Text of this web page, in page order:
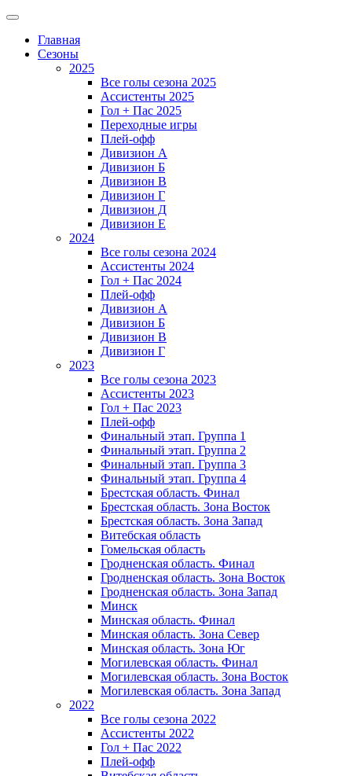
Главная
Сезоны
2025
Все голы сезона 2025
Ассистенты 2025
Гол + Пас 2025
Переходные игры
Плей-офф
Дивизион A
Дивизион Б
Дивизион В
Дивизион Г
Дивизион Д
Дивизион Е
2024
Все голы сезона 2024
Ассистенты 2024
Гол + Пас 2024
Плей-офф
Дивизион A
Дивизион Б
Дивизион В
Дивизион Г
2023
Все голы сезона 2023
Ассистенты 2023
Гол + Пас 2023
Плей-офф
Финальный этап. Группа 1
Финальный этап. Группа 2
Финальный этап. Группа 3
Финальный этап. Группа 4
Брестская область. Финал
Брестская область. Зона Восток
Брестская область. Зона Запад
Витебская область
Гомельская область
Гродненская область. Финал
Гродненская область. Зона Восток
Гродненская область. Зона Запад
Минск
Минская область. Финал
Минская область. Зона Север
Минская область. Зона Юг
Могилевская область. Финал
Могилевская область. Зона Восток
Могилевская область. Зона Запад
2022
Все голы сезона 2022
Ассистенты 2022
Гол + Пас 2022
Плей-офф